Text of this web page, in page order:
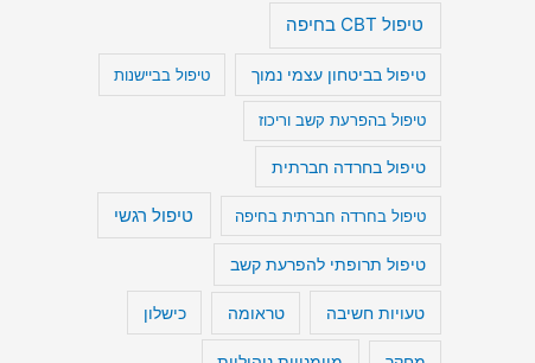
טיפול CBT בחיפה
טיפול בביטחון עצמי נמוך טיפול בביישנות
טיפול בהפרעת קשב וריכוז
טיפול בחרדה חברתית
טיפול בחרדה חברתית בחיפה טיפול רגשי
טיפול תרופתי להפרעת קשב
טעויות חשיבה טראומה כישלון